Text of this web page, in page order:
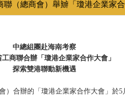
（總商會）舉辧「瓊港企業家合
中總組團赴海南考察
商聯合辦「瓊港企業家合作大會」
探索雙港聯動新機遇
）合辦的「瓊港企業家合作大會」於